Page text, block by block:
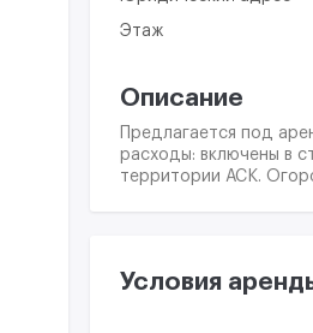
Этаж
Описание
Предлагается под
расходы: включены в
территории АСК.
Условия